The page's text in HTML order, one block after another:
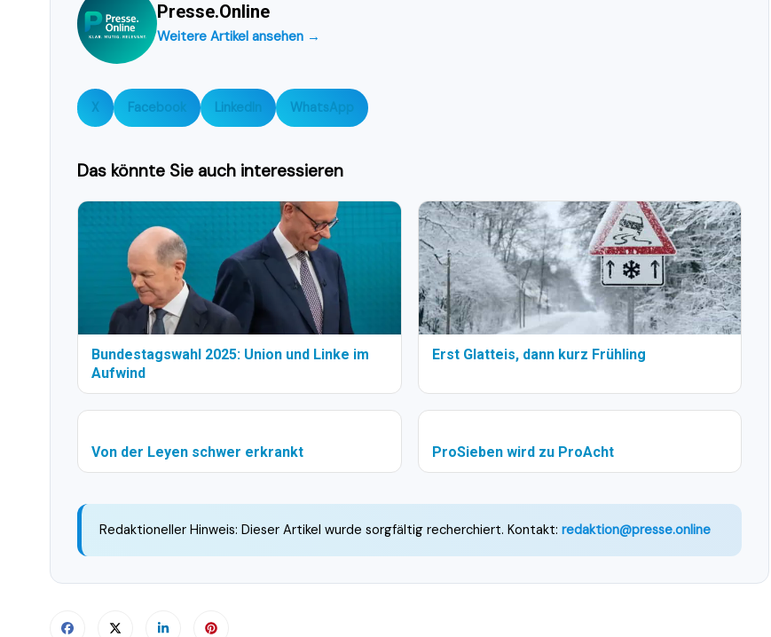
Presse.Online
Weitere Artikel ansehen →
X Facebook LinkedIn WhatsApp
Das könnte Sie auch interessieren
Bundestagswahl 2025: Union und Linke im
Aufwind
Erst Glatteis, dann kurz Frühling
Von der Leyen schwer erkrankt ProSieben wird zu ProAcht
Redaktioneller Hinweis: Dieser Artikel wurde sorgfältig recherchiert. Kontakt: redaktion@presse.online